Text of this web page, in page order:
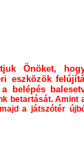
Önöket,
eszközök
belépés
betartását. Amint
majd a játszótér